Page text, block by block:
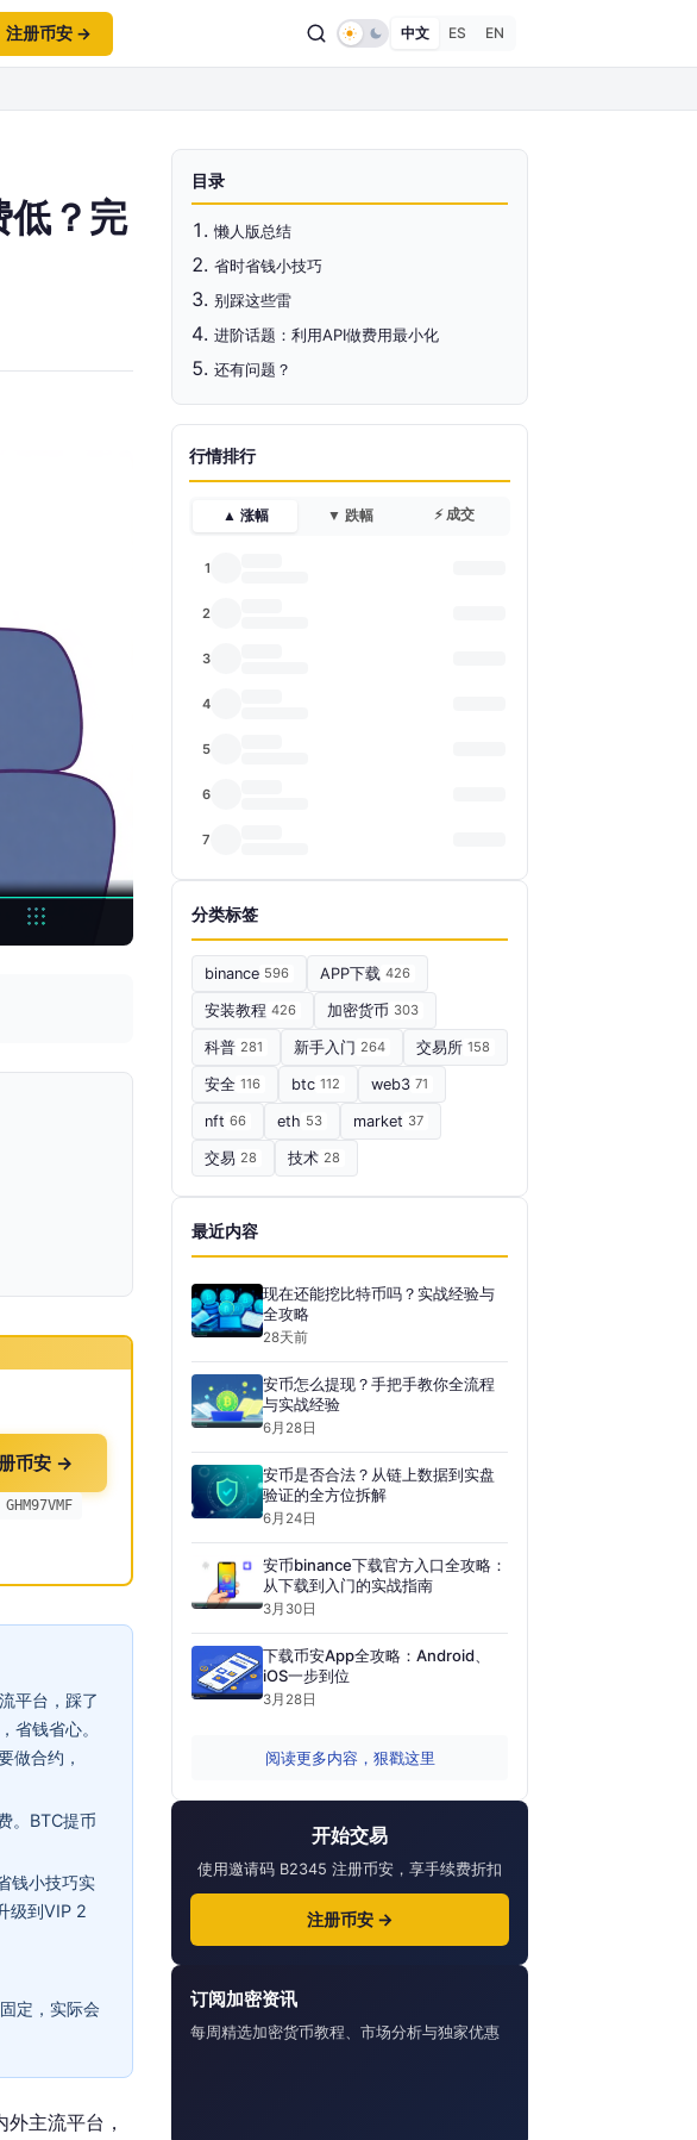
注册币安 → 中文 ES EN
低？完
币安 →
平台，踩了
省钱省心。
做合约，
。BTC提币
钱小技巧实
级到VIP 2
定，实际会
主流平台，
目录
懒人版总结
省时省钱小技巧
别踩这些雷
进阶话题：利用API做费用最小化
还有问题？
行情排行
▲ 涨幅 ▼ 跌幅 ⚡ 成交
1
2
3
4
5
6
7
分类标签
binance 596 APP下载 426
安装教程 426 加密货币 303
科普 281 新手入门 264 交易所 158
安全 116 btc 112 web3 71
nft 66 eth 53 market 37
交易 28 技术 28
最近内容
现在还能挖比特币吗？实战经验与
全攻略
28天前
安币怎么提现？手把手教你全流程
与实战经验
6月28日
安币是否合法？从链上数据到实盘
验证的全方位拆解
6月24日
安币binance下载官方入口全攻略：
从下载到入门的实战指南
3月30日
下载币安App全攻略：Android、
iOS一步到位
3月28日
阅读更多内容，狠戳这里
开始交易
使用邀请码 B2345 注册币安，享手续费折扣
注册币安 →
订阅加密资讯
每周精选加密货币教程、市场分析与独家优惠